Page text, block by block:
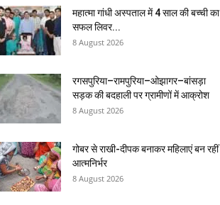
महात्मा गांधी अस्पताल में 4 साल की बच्ची का
सफल लिवर...
8 August 2026
रगसपुरिया–रामपुरिया–ओझागर–बांसड़ा
सड़क की बदहाली पर ग्रामीणों में आक्रोश
8 August 2026
गोबर से राखी-दीपक बनाकर महिलाएं बन रहीं
आत्मनिर्भर
8 August 2026